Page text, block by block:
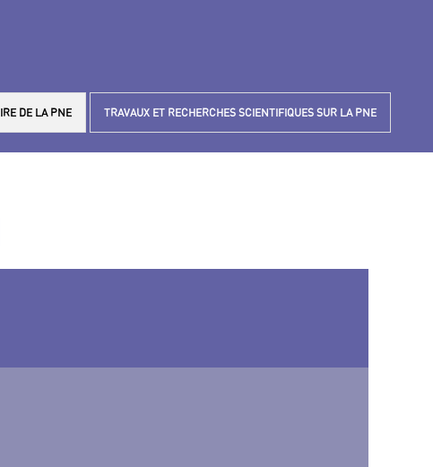
DE LA PNE TRAVAUX ET RECHERCHES SCIENTIFIQUES SUR LA PNE